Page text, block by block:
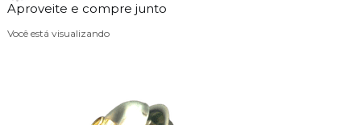
Aproveite e compre junto
Você está visualizando